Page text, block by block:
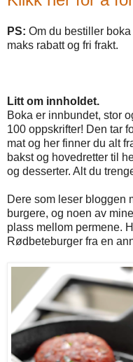
PS: Om du bestiller
maks rabatt og fri frakt.
Litt om innholdet.
Boka er innbundet, stor
100 oppskrifter! Den tar
mat og her finner du alt
bakst og hovedretter til
og desserter. Alt du
Dere som leser bloggen
burgere, og noen av
plass mellom permene.
Rødbeteburger fra en